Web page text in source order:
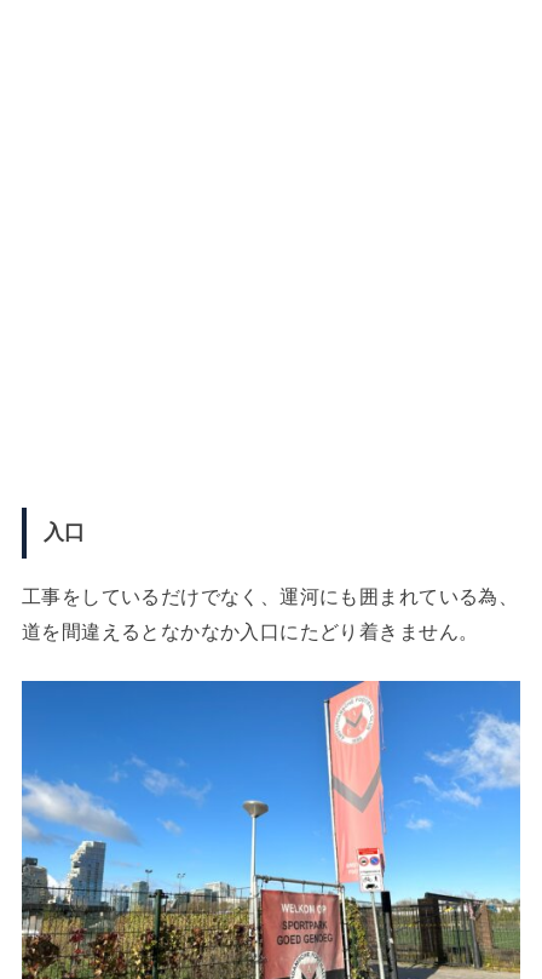
入口
工事をしているだけでなく、運河にも囲まれている為、
道を間違えるとなかなか入口にたどり着きません。